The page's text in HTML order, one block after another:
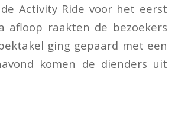
Activity Ride voor het eerst
afloop raakten de bezoekers
ging gepaard met een
komen de dienders uit